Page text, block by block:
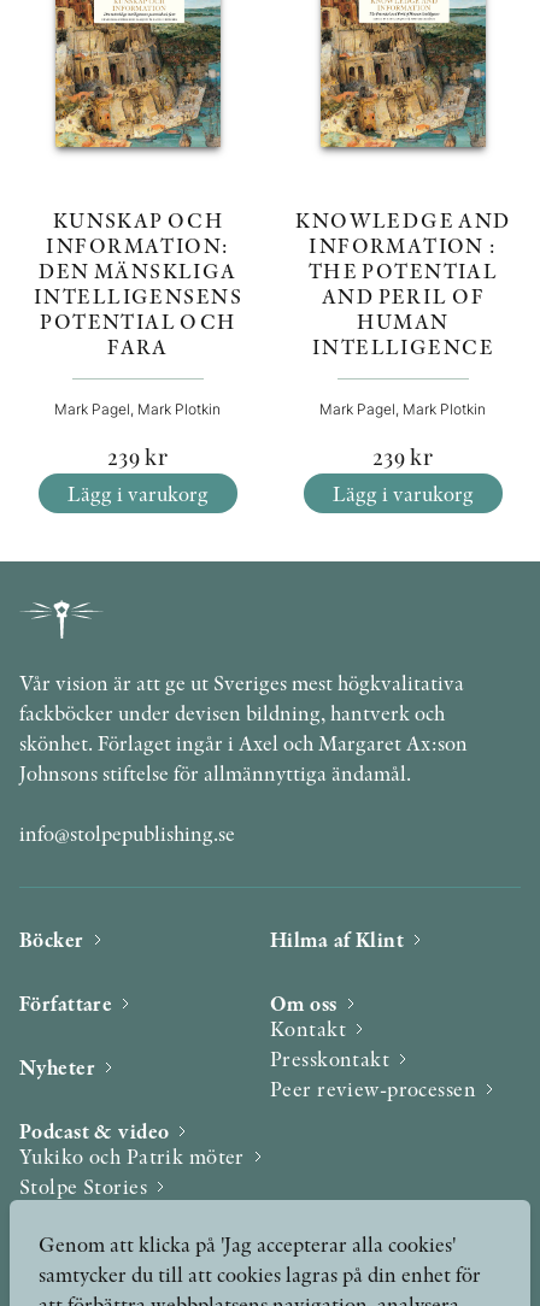
KUNSKAP OCH
INFORMATION:
DEN MÄNSKLIGA
INTELLIGENSENS
POTENTIAL OCH
FARA
Mark Pagel, Mark Plotkin
239kr
Lägg i varukorg
KNOWLEDGE AND
INFORMATION :
THE POTENTIAL
AND PERIL OF
HUMAN
INTELLIGENCE
Mark Pagel, Mark Plotkin
239kr
Lägg i varukorg
Vår vision är att ge ut Sveriges mest högkvalitativa
fackböcker under devisen bildning, hantverk och
skönhet. Förlaget ingår i Axel och Margaret Ax:son
Johnsons stiftelse för allmännyttiga ändamål.
info@stolpepublishing.se
Böcker
Författare
Nyheter
Podcast & video
Yukiko och Patrik möter
Stolpe Stories
Utmärkelser & Format
Hilma af Klint
Om oss
Kontakt
Presskontakt
Peer review-processen
Genom att klicka på 'Jag accepterar alla cookies'
samtycker du till att cookies lagras på din enhet för